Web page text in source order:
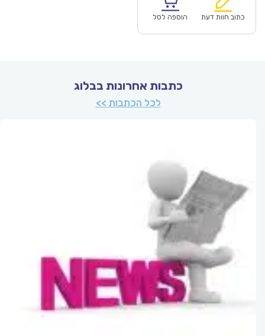
₪121.00.
כתוב חוות דעת הוספה לסל
כתבות אחרונות בבלוג
לכל הכתבות >>